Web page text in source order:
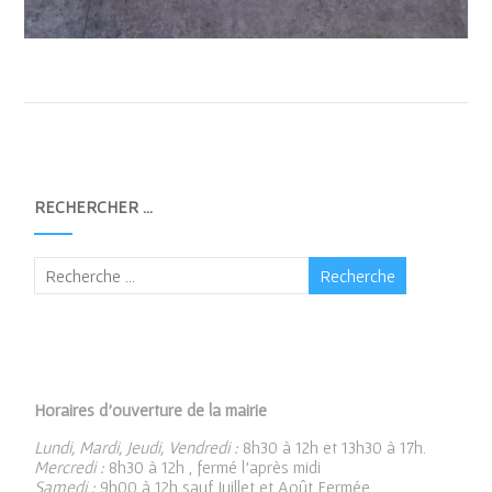
RECHERCHER …
Horaires d’ouverture de la mairie
Lundi, Mardi, Jeudi, Vendredi : 8h30 à 12h et 13h30 à 17h.
Mercredi : 8h30 à 12h , fermé l’après midi
Samedi : 9h00 à 12h sauf Juillet et Août Fermée